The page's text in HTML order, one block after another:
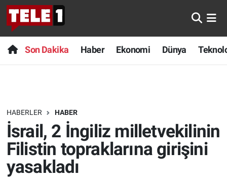
Son Dakika Haber Ekonomi Dünya
HABERLER HABER
İsrail, 2 İngiliz milletvekilinin
Filistin topraklarına girişini
yasakladı
Anında Manşet
Başka Sohbetler
Bilim turu
Bilim ve Teknoloji Evreni
Doğa Konuşuyor
Son Dakika
Haber
Dünya
Teknoloji
Sağlık
Nöbetçi Eczaneler
Hava Durumu
Trafik Durumu
Süper Lig Puan Durumu ve Fikstür
Tüm Manşetler